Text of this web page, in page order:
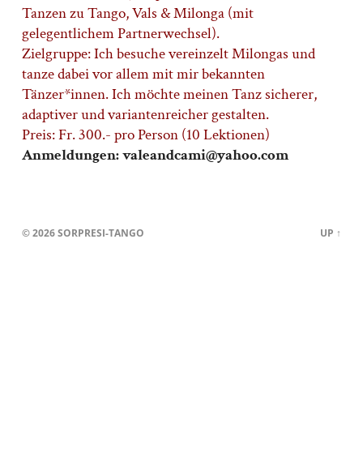
Tanzen zu Tango, Vals & Milonga (mit
gelegentlichem Partnerwechsel).
Zielgruppe: Ich besuche vereinzelt Milongas und
tanze dabei vor allem mit mir bekannten
Tänzer*innen. Ich möchte meinen Tanz sicherer,
adaptiver und variantenreicher gestalten.
Preis: Fr. 300.- pro Person (10 Lektionen)
Anmeldungen: valeandcami@yahoo.com
© 2026SORPRESI-TANGO UP ↑